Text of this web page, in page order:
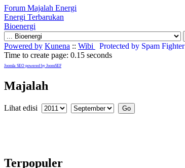
Forum Majalah Energi
Energi Terbarukan
Bioenergi
Powered by Kunena :: Wibi
Protected by Spam Fighter
Time to create page: 0.15 seconds
Joomla SEO powered by JoomSEF
Majalah
Lihat edisi
Terpopuler